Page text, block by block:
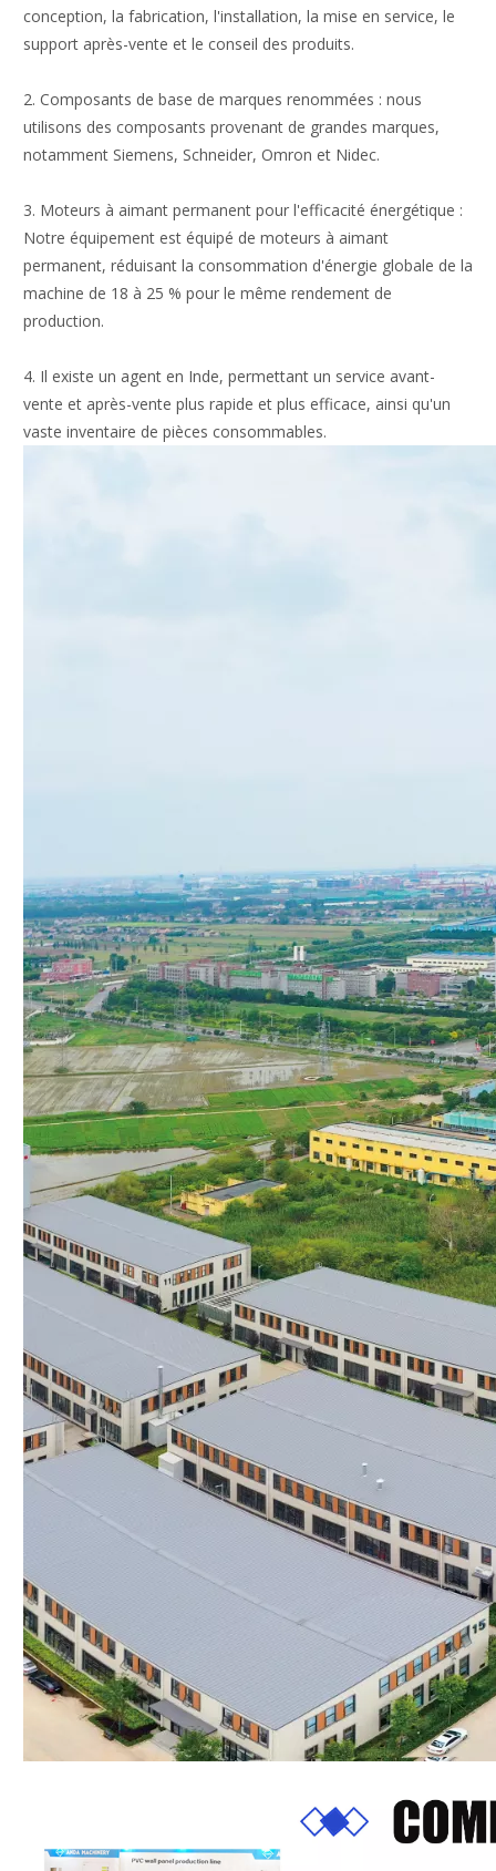
conception, la fabrication, l'installation, la mise en service, le
support après-vente et le conseil des produits.
2. Composants de base de marques renommées : nous
utilisons des composants provenant de grandes marques,
notamment Siemens, Schneider, Omron et Nidec.
3. Moteurs à aimant permanent pour l'efficacité énergétique :
Notre équipement est équipé de moteurs à aimant
permanent, réduisant la consommation d'énergie globale de la
machine de 18 à 25 % pour le même rendement de
production.
4. Il existe un agent en Inde, permettant un service avant-
vente et après-vente plus rapide et plus efficace, ainsi qu'un
vaste inventaire de pièces consommables.